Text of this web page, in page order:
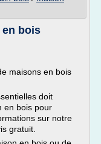
en bois
maisons en bois
doit
en bois pour
sur notre
gratuit.